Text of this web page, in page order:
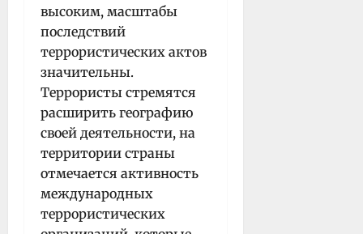
высоким, масштабы
последствий
террористических актов
значительны.
Террористы стремятся
расширить географию
своей деятельности, на
территории страны
отмечается активность
международных
террористических